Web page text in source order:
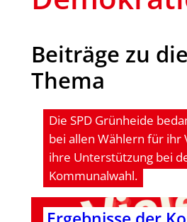
Beiträge zu
Thema
Die SPD Grünheide
bei allen Wählern für ihr
ihre Unterstützung bei
Kommunalwahl.